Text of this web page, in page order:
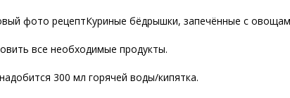
фото рецептКуриные бёдрышки, запечённые с
все необходимые продукты.
300 мл горячей воды/кипятка.